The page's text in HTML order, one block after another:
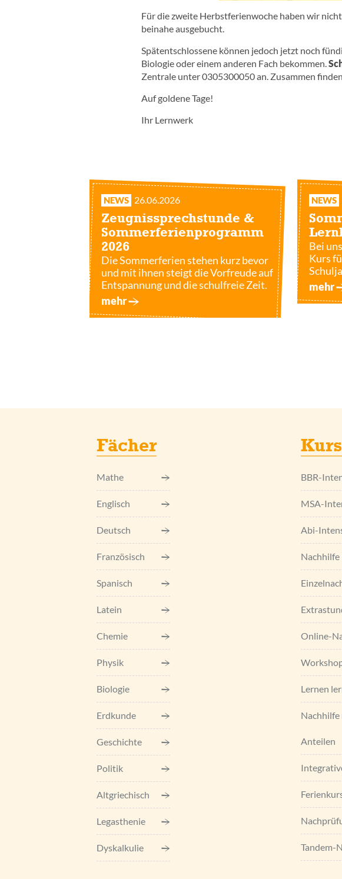
Für die zweite Herbstferienwoche haben wir
beinahe ausgebucht.
Spätentschlossene können jedoch jetzt noch
Biologie oder einem anderen Fach bekommen.
Zentrale unter 0305300050 an. Zusammen
Auf goldene Tage!
Ihr Lernwerk
NEWS 26.06.2026
Zeugnissprechstunde &
Sommerferienprogramm
2026
Die Sommerferien stehen kurz bevor
und mit ihnen steigt die Vorfreude auf
Entspannung und die schulfreie Zeit.
mehr
NEWS
Bei
Kurs
mehr
Fächer
Mathe
Englisch
Deutsch
Französisch
Spanisch
Latein
Chemie
Physik
Biologie
Erdkunde
Geschichte
Politik
Altgriechisch
Legasthenie
Dyskalkulie
BBR-
MSA-
Abi-
Online-
Lernen
Anteilen
Tandem-